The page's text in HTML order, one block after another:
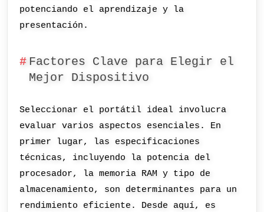
potenciando el aprendizaje y la
presentación.
Factores Clave para Elegir el
Mejor Dispositivo
Seleccionar el portátil ideal involucra
evaluar varios aspectos esenciales. En
primer lugar, las especificaciones
técnicas, incluyendo la potencia del
procesador, la memoria RAM y tipo de
almacenamiento, son determinantes para un
rendimiento eficiente. Desde aquí, es